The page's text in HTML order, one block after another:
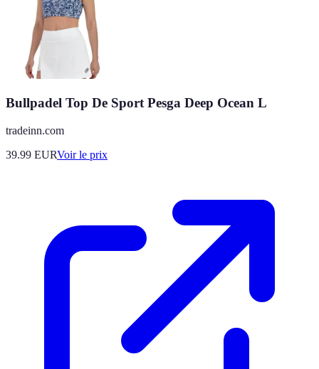
Bullpadel Top De Sport Pesga Deep Ocean L
tradeinn.com
39.99 EURVoir le prix